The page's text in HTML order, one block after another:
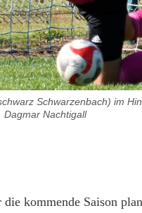
Schwarzenbach) im
Dagmar Nachtigall
kommende Saison